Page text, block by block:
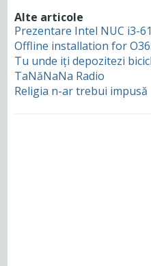
Alte articole
Prezentare Intel NUC i3-
Offline installation for
Tu unde iți depozitezi
TaNăNaNa Radio
Religia n-ar trebui impusă